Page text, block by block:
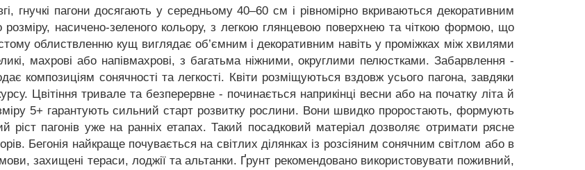
гнучкі пагони досягають у середньому 40–60 см і рівномірно вкриваються декоративним
насичено-зеленого кольору, з легкою глянцевою поверхнею та чіткою формою, що
облиствленню кущ виглядає об’ємним і декоративним навіть у проміжках між хвилями
махрові або напівмахрові, з багатьма ніжними, округлими пелюстками. Забарвлення -
композиціям сонячності та легкості. Квіти розміщуються вздовж усього пагона, завдяки
Цвітіння тривале та безперервне - починається наприкінці весни або на початку літа й
5+ гарантують сильний старт розвитку рослини. Вони швидко проростають, формують
ріст пагонів уже на ранніх етапах. Такий посадковий матеріал дозволяє отримати рясне
Бегонія найкраще почувається на світлих ділянках із розсіяним сонячним світлом або в
захищені тераси, лоджії та альтанки. Ґрунт рекомендовано використовувати поживний,